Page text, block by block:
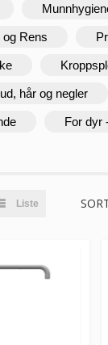
og Rens
hår og negler
For dyr
Liste